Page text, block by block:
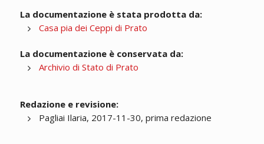
La documentazione è stata prodotta da:
Casa pia dei Ceppi di Prato
La documentazione è conservata da:
Archivio di Stato di Prato
Redazione e revisione:
Pagliai Ilaria, 2017-11-30, prima redazione